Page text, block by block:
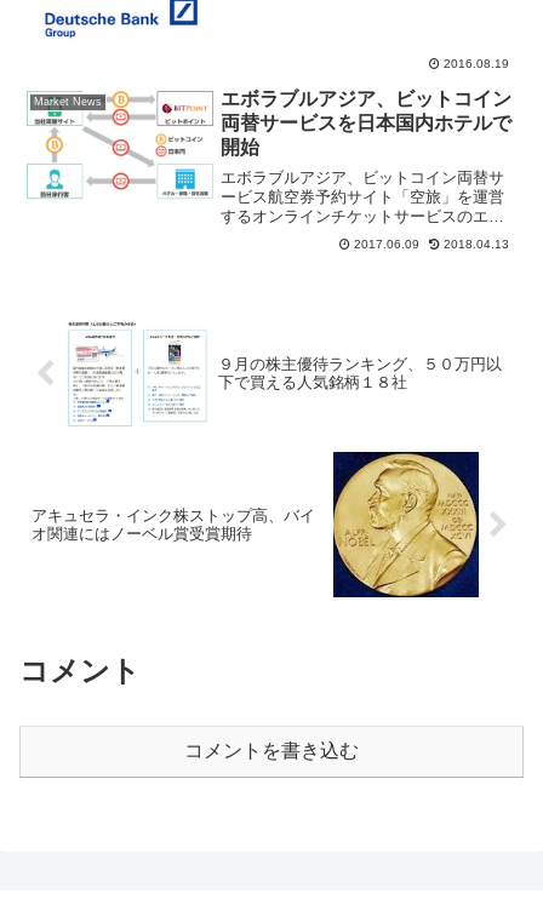
2016.08.19
Market News
エボラブルアジア、ビットコイン
両替サービスを日本国内ホテルで
開始
エボラブルアジア、ビットコイン両替サ
ービス航空券予約サイト「空旅」を運営
するオンラインチケットサービスのエボ
ラブルアジア(6191)がビットコイン関連
銘柄としての注目材料で大幅高。同社が
2017.06.09 2018.04.13
９月の株主優待ランキング、５０万円以
下で買える人気銘柄１８社
アキュセラ・インク株ストップ高、バイ
オ関連にはノーベル賞受賞期待
コメント
コメントを書き込む